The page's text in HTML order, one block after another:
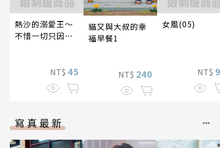
熱沙的溺愛王～
不惜一切只因愛
NT$ 45
貓又與大叔的幸
福早餐1
NT$ 240
女風(05)
NT$
寫真最新